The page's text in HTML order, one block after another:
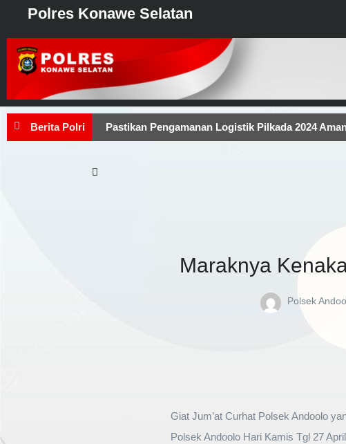
Polres Konawe Selatan
Berita Polri Pastikan Pengamanan Logistik Pilkada 2024
Kapolri Tinjau Posko Pengungsi
Pengamanan Kampanye Terbuka, Polres
Maraknya
Polsek
Giat Jum’at Curhat Polsek Andoolo
Polsek Andoolo Hari Kamis Tgl 27